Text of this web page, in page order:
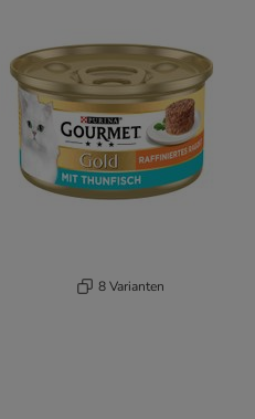
8 Varianten